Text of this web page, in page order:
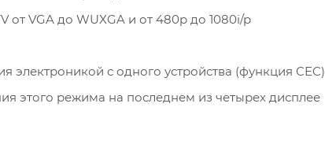
VGA до WUXGA и от 480р до 1080i/p
с одного устройства (функция CEC)
этого режима на последнем из четырех дисплее